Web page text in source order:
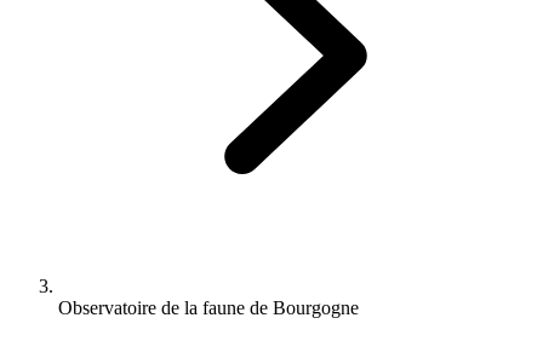
Observatoire de la faune de Bourgogne